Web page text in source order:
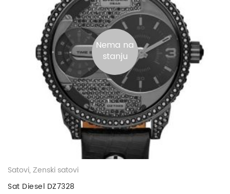
Nema na
stanju
Satovi, Ženski satovi
Sat Diesel DZ7328